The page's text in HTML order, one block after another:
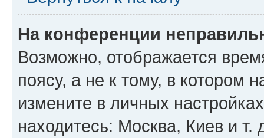
На конференции
Возможно, отображается
поясу, а не к тому, в котором
измените в личных
находитесь: Москва, Киев и т.